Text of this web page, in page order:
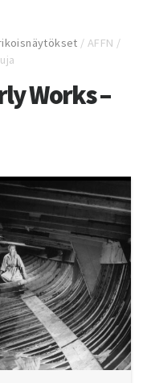
/AFFN /
Works –